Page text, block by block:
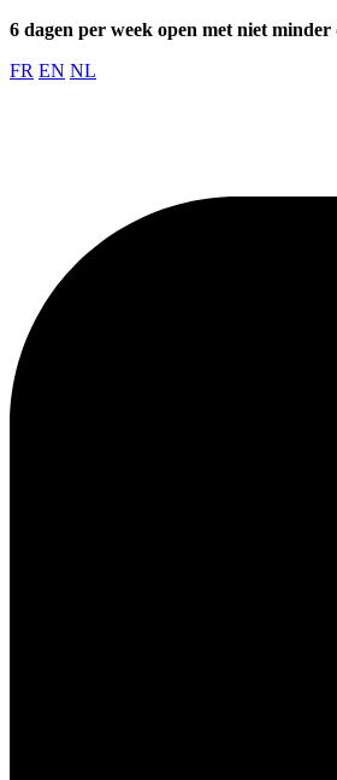
6 dagen per week open met niet
FR EN NL